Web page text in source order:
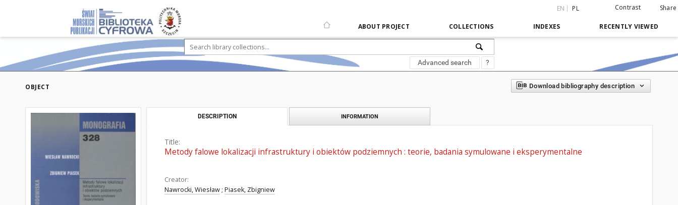
EN PL Contrast Share
ABOUT PROJECT COLLECTIONS INDEXES RECENTLY VIEWED
Advanced search ?
OBJECT Download bibliography description
DESCRIPTION INFORMATION
Title:
Metody falowe lokalizacji infrastruktury i obiektów podziemnych : teorie, badania symulowane i eksperymentalne
Creator:
Nawrocki, Wiesław ; Piasek, Zbigniew